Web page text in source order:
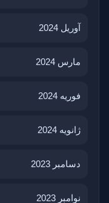
آوریل 2024
مارس 2024
فوریه 2024
ژانویه 2024
دسامبر 2023
نوامبر 2023